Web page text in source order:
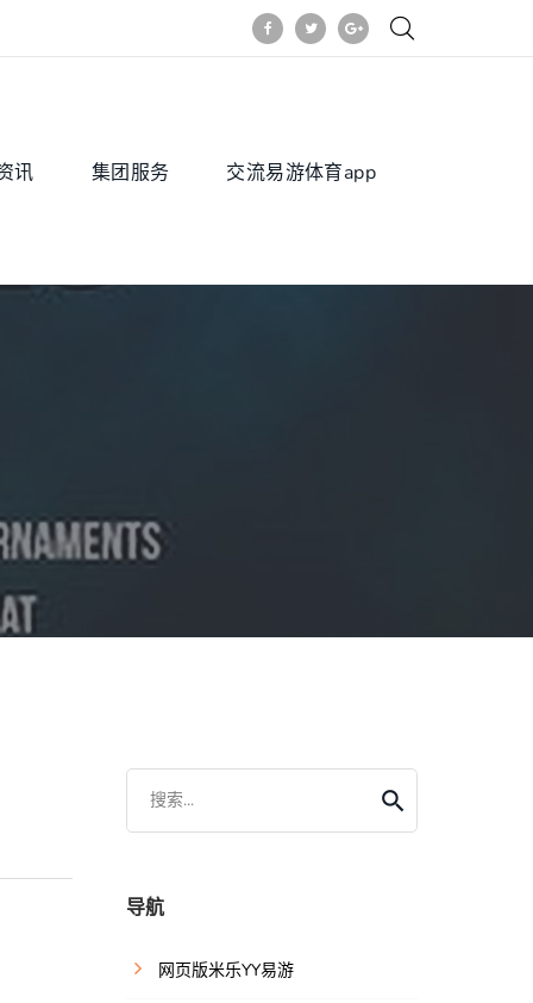
讯 集团服务 交流易游体育app
搜索...
导航
网页版米乐YY易游